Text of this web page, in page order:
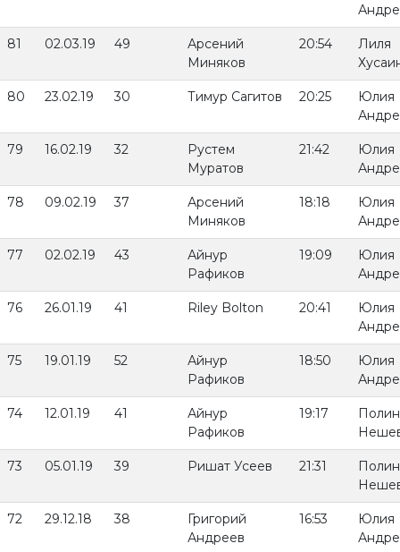
81 02.03.19 49
Арсений
Миняков
20:54
Лиля
80 23.02.19 30 Тимур Сагитов 20:25
Юлия
79 16.02.19 32
Рустем
Муратов
21:42
Юлия
78 09.02.19 37
Арсений
Миняков
18:18
Юлия
77 02.02.19 43
Айнур
Рафиков
19:09
Юлия
76 26.01.19 41 Riley Bolton 20:41
Юлия
75 19.01.19 52
Айнур
Рафиков
18:50
Юлия
74 12.01.19 41
Айнур
Рафиков
19:17
73 05.01.19 39 Ришат Усеев 21:31
72 29.12.18 38
Григорий
Андреев
16:53
Юлия